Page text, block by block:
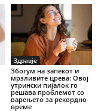
Здравје
Збогум на запекот и
мрзливите црева: Овој
утрински пијалок го
решава проблемот со
варењето за рекордно
време